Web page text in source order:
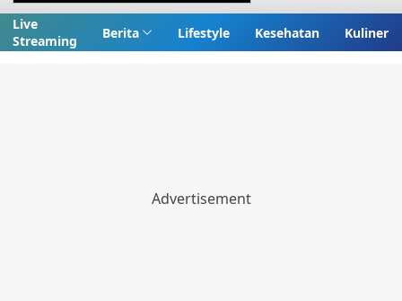
Live
Streaming
Berita Lifestyle Kesehatan Kuliner